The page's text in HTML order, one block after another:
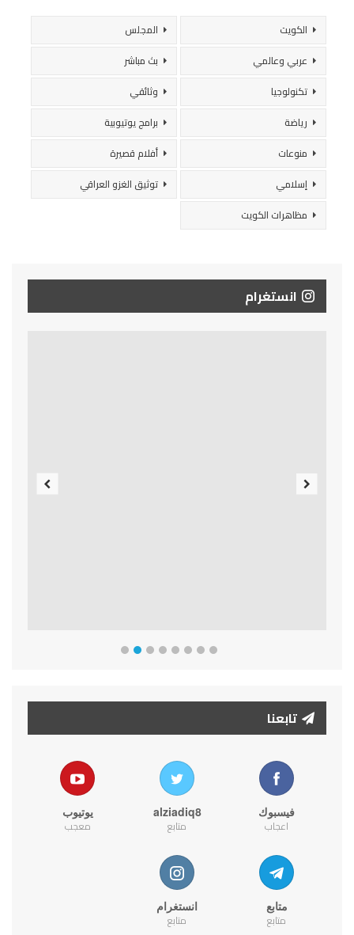
الكويت
المجلس
عربي وعالمي
بث مباشر
تكنولوجيا
وثائقي
رياضة
برامج يوتيوبية
منوعات
أفلام قصيرة
إسلامي
توثيق الغزو العراقي
مظاهرات الكويت
انستغرام
تابعنا
فيسبوك
اعجاب
alziadiq8
متابع
يوتيوب
معجب
متابع
متابع
انستغرام
متابع